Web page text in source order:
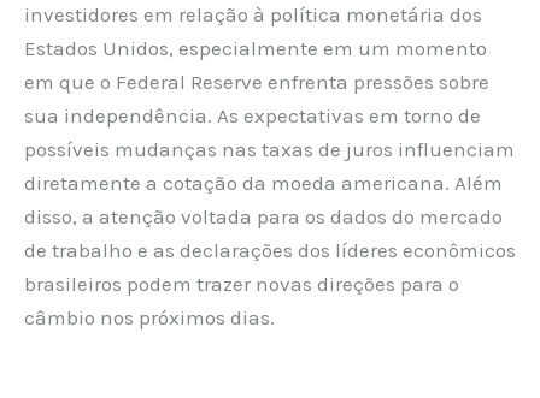
investidores em relação à política monetária dos
Estados Unidos, especialmente em um momento
em que o Federal Reserve enfrenta pressões sobre
sua independência. As expectativas em torno de
possíveis mudanças nas taxas de juros influenciam
diretamente a cotação da moeda americana. Além
disso, a atenção voltada para os dados do mercado
de trabalho e as declarações dos líderes econômicos
brasileiros podem trazer novas direções para o
câmbio nos próximos dias.